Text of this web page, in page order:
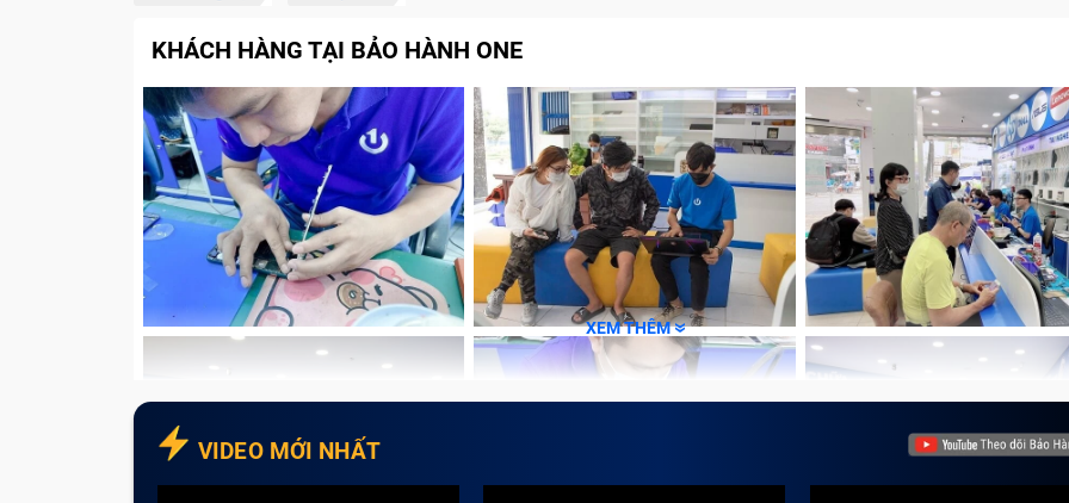
Những lưu ý để sửa chữa Ipad nhanh chóng tại Trung Tâm Bảo Hành One
Gọi điện để được tư vấn trước khi đến
Đặt trước lịch hẹn
Xem trước bảng báo giá
Kiểm tra sản phẩm thuộc diện bảo hành
Với tính chất công việc cần làm việc trên màn hình máy đủ rộng nhưng vừa có thể thuận tiện di
Tablet chính là lựa chọn tuyệt vời cho khách hàng. Tuy nhiên, trong quá trình sử dụng vì nhiều lý do
dẫn đến máy tablet bị hư hỏng và ảnh hưởng đến học tập hay công việc. Sửa chữa Ipad tại Trung
Các lỗi Ipad thường gặp?
KHÁCH HÀNG TẠI BẢO HÀNH ONE
XEM THÊM
VIDEO MỚI NHẤT